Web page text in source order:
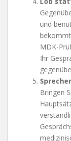
und
MDK-
Ihr
Bringen